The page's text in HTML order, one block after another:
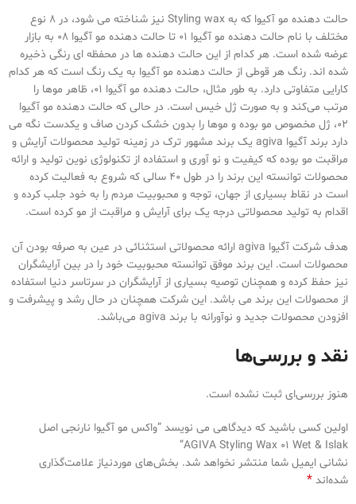
حالت دهنده مو آکیوا که به Styling wax نیز شناخته می شود، در 8 نوع
مختلف با نام حالت دهنده مو آگیوا 01 تا حالت دهنده مو آگیوا 08 به بازار
عرضه شده است. هر کدام از این حالت دهنده ها در محفظه ای رنگی ذخیره
شده اند. رنگ هر قوطی از حالت دهنده مو آگیوا به یک رنگ است که هر کدام
کارایی متفاوتی دارد. به طور مثال، حالت دهنده مو آگیوا 01، ظاهر موها را
مرتب می‌کند و به صورت ژل خیس است. در حالی که حالت دهنده مو آگیوا
02، ژل مخصوص مو بوده و موها را بدون خشک کردن صاف و یکدست نگه می
دارد برند آگیوا agiva یک برند مشهور ترک در زمینه تولید محصولات آرایش و
مراقبت مو بوده که کیفیت و نو آوری و استفاده از تکنولوژی نوین تولید و ارائه
محصولات توانسته این برند را در طول 40 سالی که شروع به فعالیت کرده
است در نقاط بسیاری از جهان، توجه و محبوبیت مردم را به خود جلب کرده و
اقدام به تولید محصولاتی درجه یک برای آرایش و مراقبت از مو کرده است.
هدف شرکت آگیوا agiva ارائه محصولاتی استثنائی در عین به صرفه بودن آن
محصولات است. این برند موفق توانسته محبوبیت خود را در بین آرایشگران
نیز حفظ کرده و همچنان توصیه بسیاری از آرایشگران در سرتاسر دنیا استفاده
از محصولات این برند می باشد. این شرکت همچنان در حال رشد و پیشرفت و
افزودن محصولات جدید و نوآورانه با برند agiva می‌باشد.
نقد و بررسی‌ها
هنوز بررسی‌ای ثبت نشده است.
اولین کسی باشید که دیدگاهی می نویسد “واکس مو آگیوا نارنجی اصل
AGIVA Styling Wax 01 Wet & Islak”
نشانی ایمیل شما منتشر نخواهد شد. بخش‌های موردنیاز علامت‌گذاری
شده‌اند *